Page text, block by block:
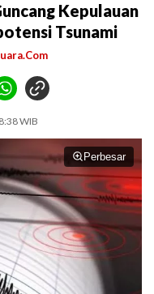
Kepulauan
Tsunami
WIB
Perbesar